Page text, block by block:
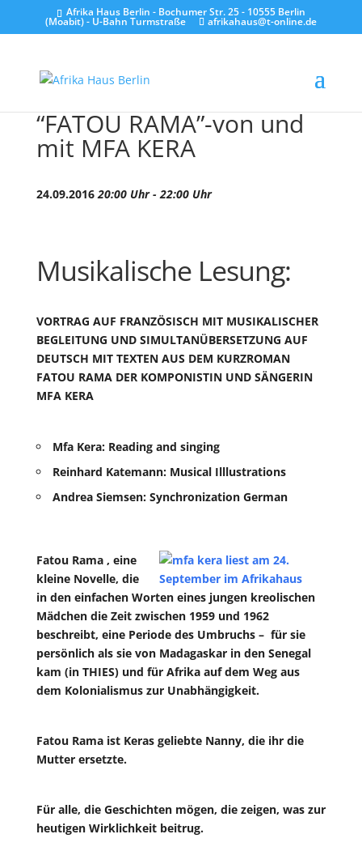
Afrika Haus Berlin - Bochumer Str. 25 - 10555 Berlin
(Moabit) - U-Bahn Turmstraße afrikahaus@t-online.de
“FATOU RAMA”-von und
mit MFA KERA
24.09.201620:00 Uhr - 22:00 Uhr
Musikalische Lesung:
VORTRAG AUF FRANZÖSISCH MIT MUSIKALISCHER
BEGLEITUNG UND SIMULTANÜBERSETZUNG AUF
DEUTSCH MIT TEXTEN AUS DEM KURZROMAN
FATOU RAMA DER KOMPONISTIN UND SÄNGERIN
MFA KERA
Mfa Kera: Reading and singing
Reinhard Katemann: Musical Illlustrations
Andrea Siemsen: Synchronization German
Fatou Rama, eine
kleine Novelle, die
in den einfachen Worten eines jungen kreolischen
Mädchen die Zeit zwischen 1959 und 1962
beschreibt, eine Periode des Umbruchs – für sie
persönlich als sie von Madagaskar in den Senegal
kam (in THIES) und für Afrika auf dem Weg aus
dem Kolonialismus zur Unabhängigkeit.
Fatou Rama ist Keras geliebte Nanny, die ihr die
Mutter ersetzte.
Für alle, die Geschichten mögen, die zeigen, was zur
heutigen Wirklichkeit beitrug.